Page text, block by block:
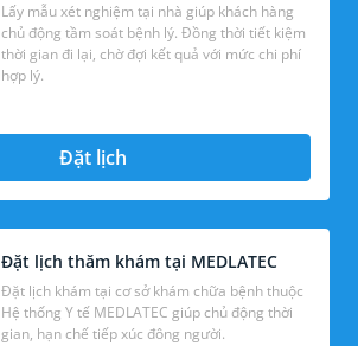
Lấy mẫu xét nghiệm tại nhà giúp khách hàng
chủ động tầm soát bệnh lý. Đồng thời tiết kiệm
thời gian đi lại, chờ đợi kết quả với mức chi phí
hợp lý.
Đặt lịch
Đặt lịch thăm khám tại MEDLATEC
Đặt lịch khám tại cơ sở khám chữa bệnh thuộc
Hệ thống Y tế MEDLATEC giúp chủ động thời
gian, hạn chế tiếp xúc đông người.